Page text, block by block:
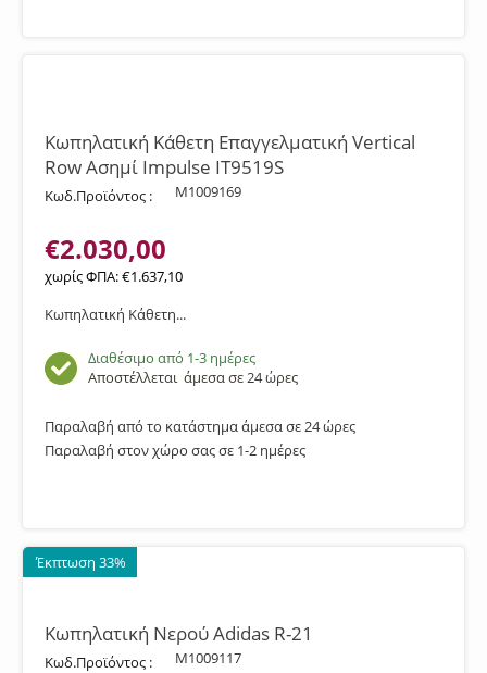
Κωπηλατική Κάθετη Επαγγελματική Vertical
Row Ασημί Impulse IT9519S
Κωδ.Προϊόντος : M1009169
€2.030,00
χωρίς ΦΠΑ:€1.637,10
Κωπηλατική Κάθετη...
Διαθέσιμο από 1-3 ημέρες
Αποστέλλεται άμεσα σε 24 ώρες
Παραλαβή από το κατάστημα άμεσα σε 24 ώρες
Παραλαβή στον χώρο σας σε 1-2 ημέρες
Έκπτωση 33%
Κωπηλατική Νερού Adidas R-21
Κωδ.Προϊόντος : M1009117